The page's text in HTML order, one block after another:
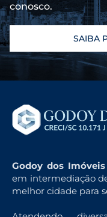
conosco.
SAIBA
Godoy dos Imóveis
em intermediação
melhor cidade para